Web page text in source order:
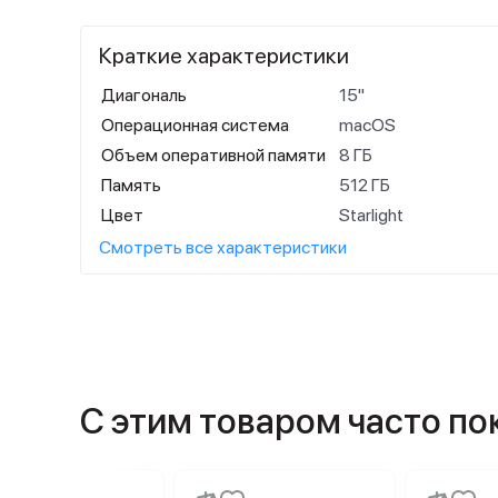
Краткие характеристики
Диагональ
15"
Операционная система
macOS
Объем оперативной памяти
8 ГБ
Память
512 ГБ
Цвет
Starlight
Смотреть все характеристики
С этим товаром часто